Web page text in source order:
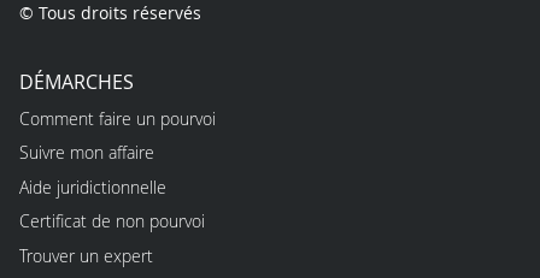
© Tous droits réservés
DÉMARCHES
Comment faire un pourvoi
Suivre mon affaire
Aide juridictionnelle
Certificat de non pourvoi
Trouver un expert